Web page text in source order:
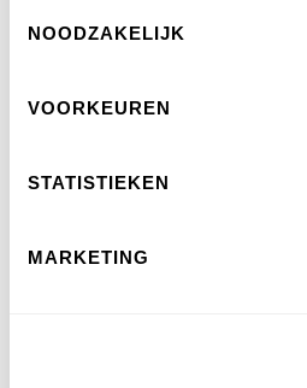
NOODZAKELIJK
VOORKEUREN
STATISTIEKEN
MARKETING